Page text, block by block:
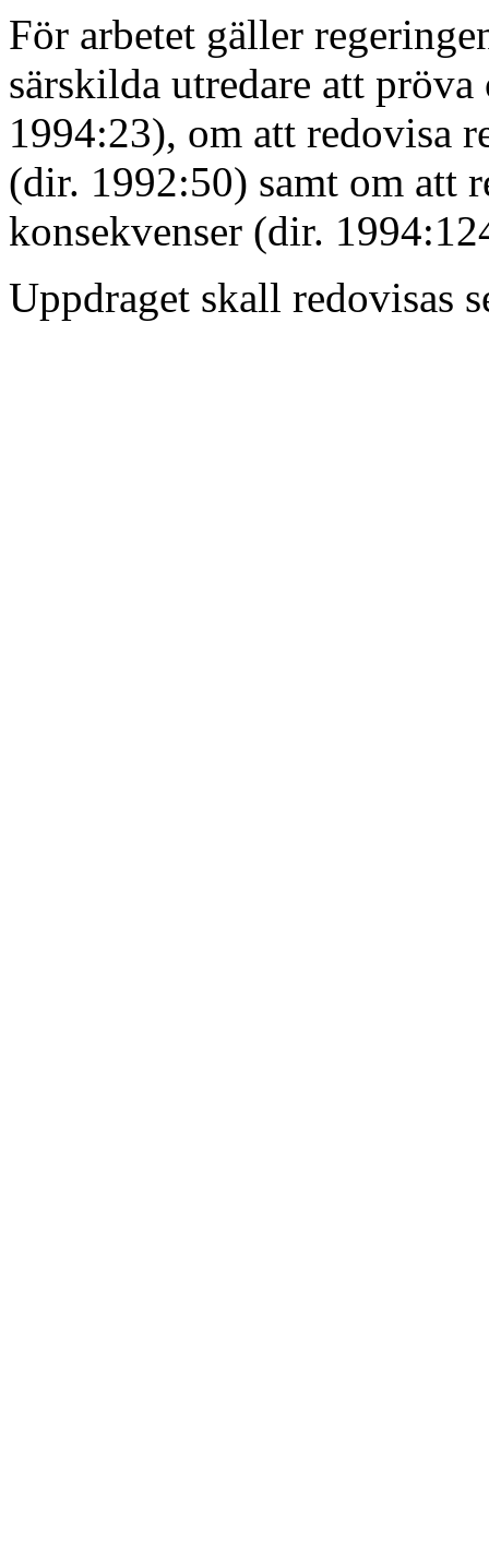
För arbetet gäller
särskilda utredare att
1994:23), om att redovisa
(dir. 1992:50) samt om att
konsekvenser (dir.
Uppdraget skall redovisas